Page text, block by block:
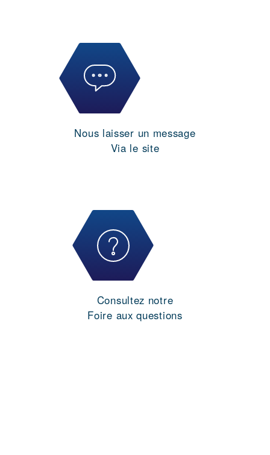
Nous laisser un message
Via le site
Consultez notre
Foire aux questions